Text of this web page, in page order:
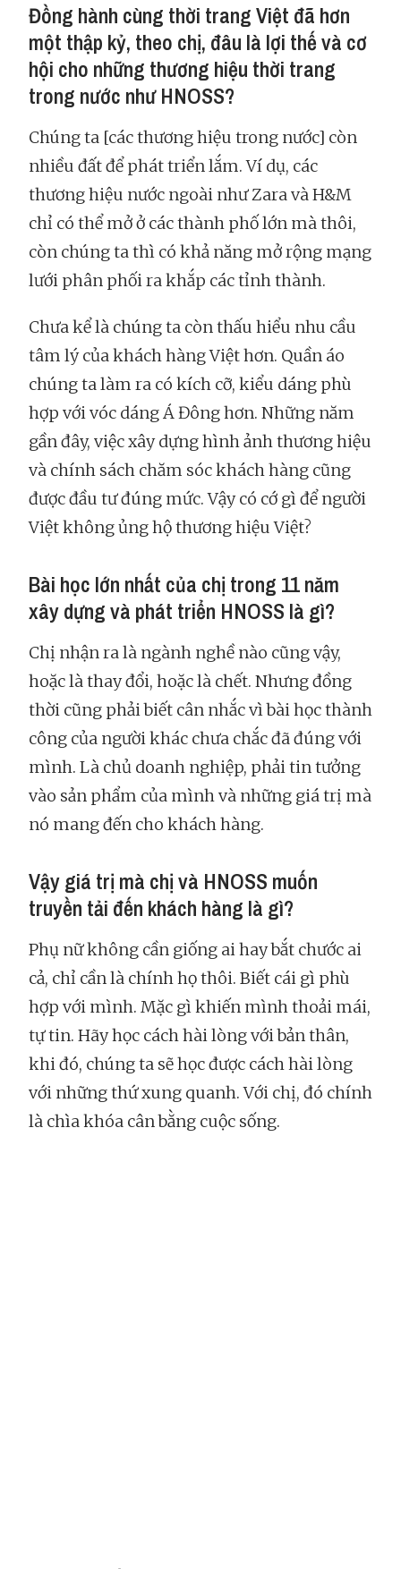
Đồng hành cùng thời trang Việt đã hơn
một thập kỷ, theo chị, đâu là lợi thế và cơ
hội cho những thương hiệu thời trang
trong nước như HNOSS?
Chúng ta [các thương hiệu trong nước] còn
nhiều đất để phát triển lắm. Ví dụ, các
thương hiệu nước ngoài như Zara và H&M
chỉ có thể mở ở các thành phố lớn mà thôi,
còn chúng ta thì có khả năng mở rộng mạng
lưới phân phối ra khắp các tỉnh thành.
Chưa kể là chúng ta còn thấu hiểu nhu cầu
tâm lý của khách hàng Việt hơn. Quần áo
chúng ta làm ra có kích cỡ, kiểu dáng phù
hợp với vóc dáng Á Đông hơn. Những năm
gần đây, việc xây dựng hình ảnh thương hiệu
và chính sách chăm sóc khách hàng cũng
được đầu tư đúng mức. Vậy có cớ gì để người
Việt không ủng hộ thương hiệu Việt?
Bài học lớn nhất của chị trong 11 năm
xây dựng và phát triển HNOSS là gì?
Chị nhận ra là ngành nghề nào cũng vậy,
hoặc là thay đổi, hoặc là chết. Nhưng đồng
thời cũng phải biết cân nhắc vì bài học thành
công của người khác chưa chắc đã đúng với
mình. Là chủ doanh nghiệp, phải tin tưởng
vào sản phẩm của mình và những giá trị mà
nó mang đến cho khách hàng.
Vậy giá trị mà chị và HNOSS muốn
truyền tải đến khách hàng là gì?
Phụ nữ không cần giống ai hay bắt chước ai
cả, chỉ cần là chính họ thôi. Biết cái gì phù
hợp với mình. Mặc gì khiến mình thoải mái,
tự tin. Hãy học cách hài lòng với bản thân,
khi đó, chúng ta sẽ học được cách hài lòng
với những thứ xung quanh. Với chị, đó chính
là chìa khóa cân bằng cuộc sống.